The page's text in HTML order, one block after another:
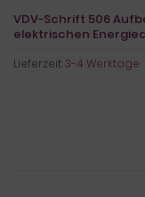
VDV-Schrift 506
elektrischen
Lieferzeit:3-4 Werktage